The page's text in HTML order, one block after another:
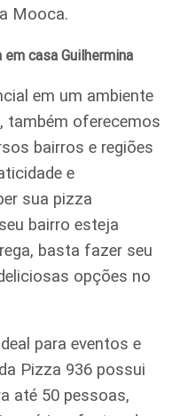
Mooca.
casa Guilhermina
em um ambiente
também oferecemos
bairros e regiões
e
sua pizza
bairro esteja
basta fazer seu
opções no
para eventos e
Pizza 936 possui
até 50 pessoas,